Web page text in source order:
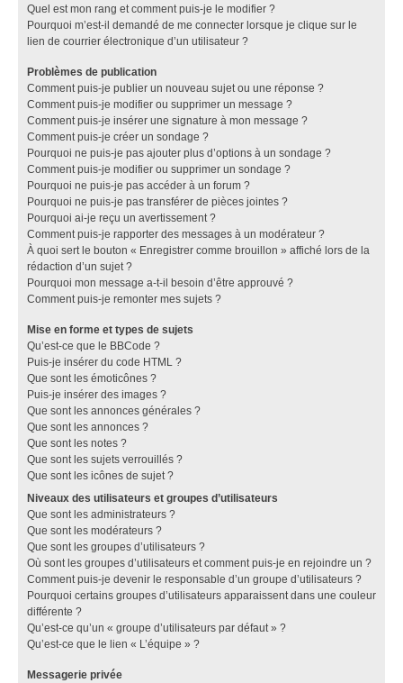
Quel est mon rang et comment puis-je le modifier ?
Pourquoi m’est-il demandé de me connecter lorsque je clique sur le
lien de courrier électronique d’un utilisateur ?
Problèmes de publication
Comment puis-je publier un nouveau sujet ou une réponse ?
Comment puis-je modifier ou supprimer un message ?
Comment puis-je insérer une signature à mon message ?
Comment puis-je créer un sondage ?
Pourquoi ne puis-je pas ajouter plus d’options à un sondage ?
Comment puis-je modifier ou supprimer un sondage ?
Pourquoi ne puis-je pas accéder à un forum ?
Pourquoi ne puis-je pas transférer de pièces jointes ?
Pourquoi ai-je reçu un avertissement ?
Comment puis-je rapporter des messages à un modérateur ?
À quoi sert le bouton « Enregistrer comme brouillon » affiché lors de la
rédaction d’un sujet ?
Pourquoi mon message a-t-il besoin d’être approuvé ?
Comment puis-je remonter mes sujets ?
Mise en forme et types de sujets
Qu’est-ce que le BBCode ?
Puis-je insérer du code HTML ?
Que sont les émoticônes ?
Puis-je insérer des images ?
Que sont les annonces générales ?
Que sont les annonces ?
Que sont les notes ?
Que sont les sujets verrouillés ?
Que sont les icônes de sujet ?
Niveaux des utilisateurs et groupes d’utilisateurs
Que sont les administrateurs ?
Que sont les modérateurs ?
Que sont les groupes d’utilisateurs ?
Où sont les groupes d’utilisateurs et comment puis-je en rejoindre un ?
Comment puis-je devenir le responsable d’un groupe d’utilisateurs ?
Pourquoi certains groupes d’utilisateurs apparaissent dans une couleur
différente ?
Qu’est-ce qu’un « groupe d’utilisateurs par défaut » ?
Qu’est-ce que le lien « L’équipe » ?
Messagerie privée